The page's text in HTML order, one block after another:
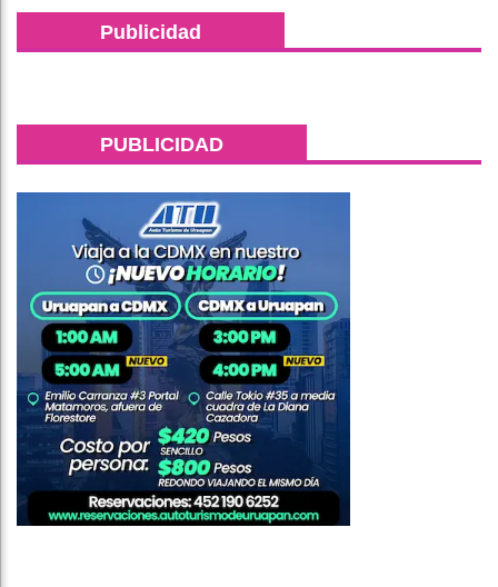
Publicidad
PUBLICIDAD